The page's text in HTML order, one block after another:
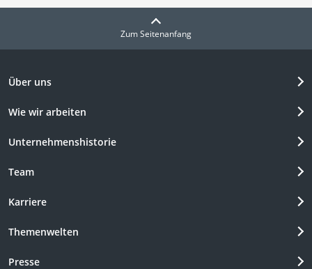
Zum Seitenanfang
Über uns
Wie wir arbeiten
Unternehmenshistorie
Team
Karriere
Themenwelten
Presse